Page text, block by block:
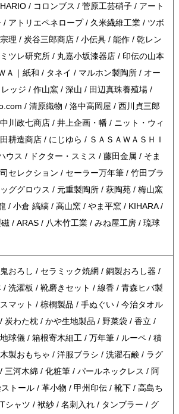
/ コロンブス / 菅原工芸硝子 / アート
/ アトリエペネロープ / 久米繊維工業 / ツボ
理 / 炭谷三郎商店 / 小伝具 / 能作 / 乾レン
ツレ研究所 / 丸嘉小坂漆器店 / 印伝の山本
Ａ｜紙和 / タネイ / マルホン製陶所 / オー
ッジ / 作山窯 / 深山 / 田辺真珠養殖場 /
/ 清原織物 / 洛中高岡屋 / 西川貞三郎
川政七商店 / 井上企画・幡 / ニット・ウィ
耕造商店 / にじゆら / ＳＡＳＡＷＡＳＨＩ
ウス / ドクター・スミス / 藤田金属 / そま
セレクション / セーラー万年筆 / 竹田ブラ
ググロウス / 元重製陶所 / 萩陶苑 / 梅山窯
/ 小倉 縞縞 / 高山窯 / やま平窯 / KIHARA /
/ ARAS / 八木竹工業 / みね屋工房 / 琉球
おろし / セラミック焼網 / 銅製おろし器 /
/ 洗濯板 / 靴磨きセット / 線香 / 青森ヒバ製
マット / 棕櫚製品 / 手ぬぐい / 今治タオル
炭わた枕 / かや生地製品 / 野菜袋 / 香立 /
球儀 / 箱根寄木細工 / 万年筆 / ルーペ / 積
製おもちゃ / 洋服ブラシ / 洗濯石鹸 / ラグ
三河木綿 / 化粧筆 / パールネックレス / 阿
トール / 革小物 / 甲州印伝 / 靴下 / 高島ち
シャツ / 袱紗 / 名刺入れ / タンブラー / グ